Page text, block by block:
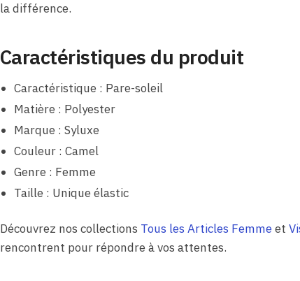
la différence.
Caractéristiques du produit
Caractéristique : Pare-soleil
Matière : Polyester
Marque : Syluxe
Couleur : Camel
Genre : Femme
Taille : Unique élastic
Découvrez nos collections Tous les Articles Femmeet
rencontrent pour répondre à vos attentes.